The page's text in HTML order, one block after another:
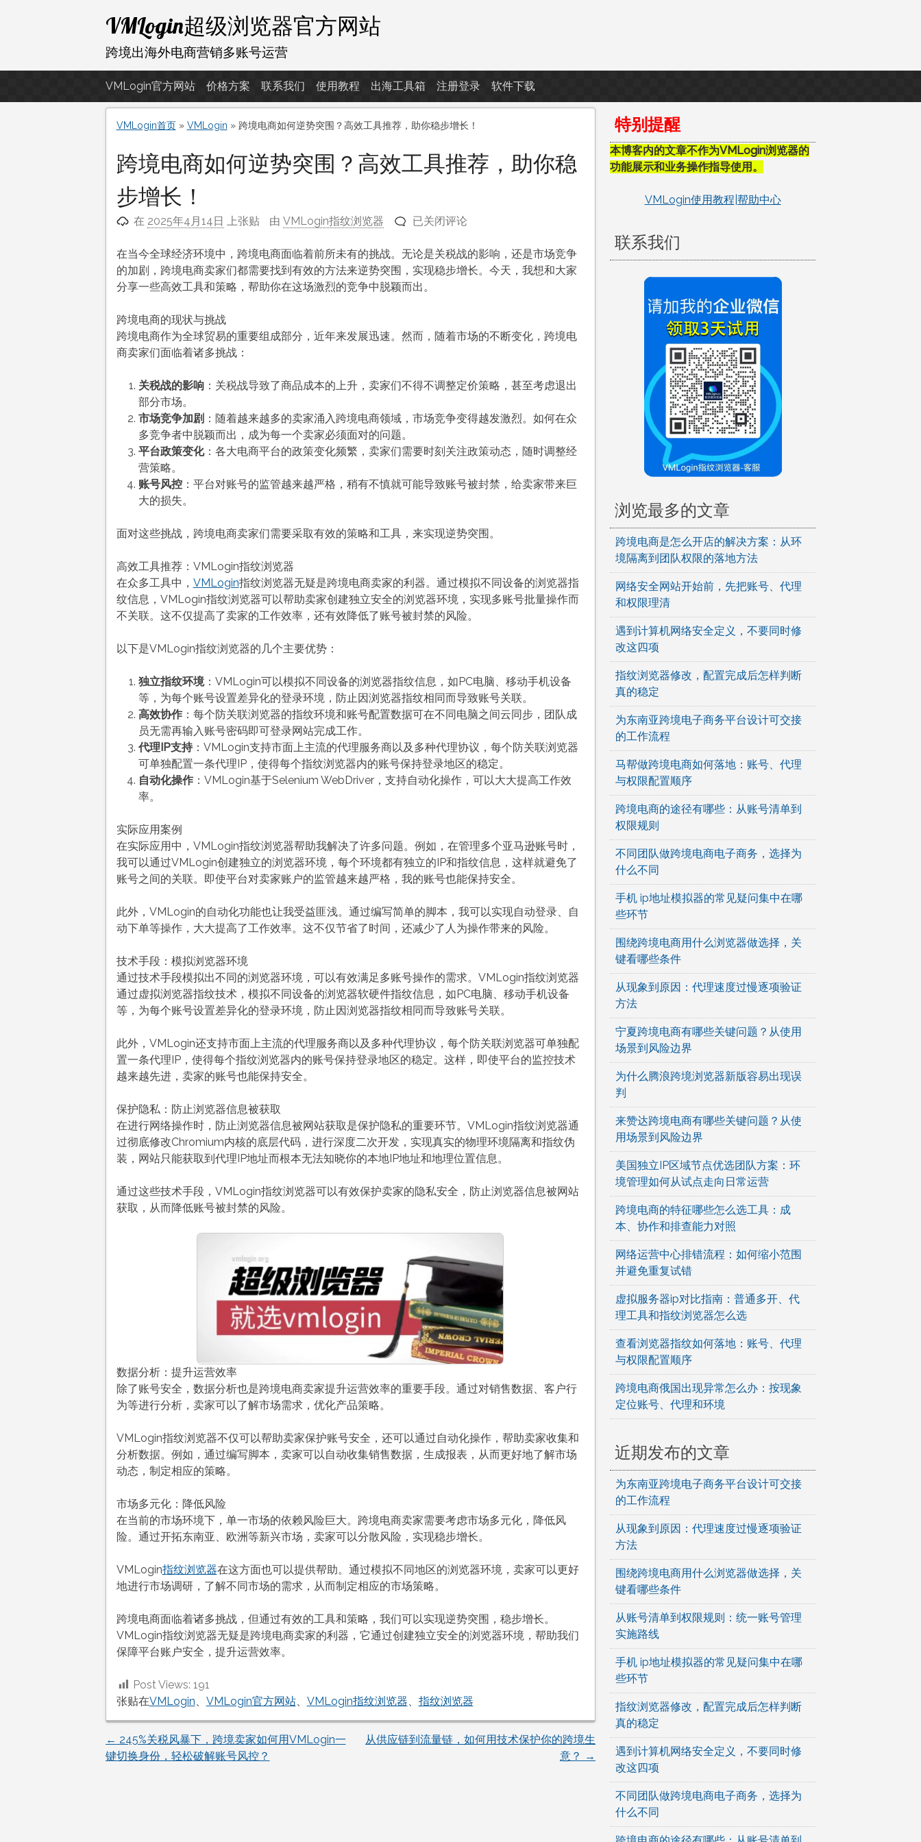
跳
至
内
VMLogin超级浏览器官方网站
跨境出海外电商营销多账号运营
VMLogin官方网站 价格方案 联系我们 使用教程 出海工具箱 注册登录 软件下载
VMLogin首页» VMLogin » 跨境电商如何逆势突围？高效工具推荐，助你稳步增长！
跨境电商如何逆势突围？高效工具推荐，助你稳
步增长！
在 2025年4月14日 上张贴 由VMLogin指纹浏览器
跨
电
商
如
势
高
工
推
助
步
已关闭评论
在当今全球经济环境中，跨境电商面临着前所未有的挑战。无论是关税战的影响，还是市场竞争
的加剧，跨境电商卖家们都需要找到有效的方法来逆势突围，实现稳步增长。今天，我想和大家
分享一些高效工具和策略，帮助你在这场激烈的竞争中脱颖而出。
跨境电商的现状与挑战
跨境电商作为全球贸易的重要组成部分，近年来发展迅速。然而，随着市场的不断变化，跨境电
商卖家们面临着诸多挑战：
关税战的影响：关税战导致了商品成本的上升，卖家们不得不调整定价策略，甚至考虑退出
部分市场。
市场竞争加剧 ：随着越来越多的卖家涌入跨境电商领域，市场竞争变得越发激烈。如何在众
多竞争者中脱颖而出，成为每一个卖家必须面对的问题。
平台政策变化：各大电商平台的政策变化频繁，卖家们需要时刻关注政策动态，随时调整经
营策略。
账号风控：平台对账号的监管越来越严格，稍有不慎就可能导致账号被封禁，给卖家带来巨
大的损失。
面对这些挑战，跨境电商卖家们需要采取有效的策略和工具，来实现逆势突围。
高效工具推荐：VMLogin指纹浏览器
在众多工具中， VMLogin指纹浏览器无疑是跨境电商卖家的利器。通过模拟不同设备的浏览器指
纹信息，VMLogin指纹浏览器可以帮助卖家创建独立安全的浏览器环境，实现多账号批量操作而
不关联。这不仅提高了卖家的工作效率，还有效降低了账号被封禁的风险。
以下是VMLogin指纹浏览器的几个主要优势：
独立指纹环境：VMLogin可以模拟不同设备的浏览器指纹信息，如PC电脑、移动手机设备
等，为每个账号设置差异化的登录环境，防止因浏览器指纹相同而导致账号关联。
高效协作：每个防关联浏览器的指纹环境和账号配置数据可在不同电脑之间云同步，团队成
员无需再输入账号密码即可登录网站完成工作。
代理IP支持：VMLogin支持市面上主流的代理服务商以及多种代理协议，每个防关联浏览器
可单独配置一条代理IP，使得每个指纹浏览器内的账号保持登录地区的稳定。
自动化操作：VMLogin基于Selenium WebDriver，支持自动化操作，可以大大提高工作效
率。
实际应用案例
在实际应用中，VMLogin指纹浏览器帮助我解决了许多问题。例如，在管理多个亚马逊账号时，
我可以通过VMLogin创建独立的浏览器环境，每个环境都有独立的IP和指纹信息，这样就避免了
账号之间的关联。即使平台对卖家账户的监管越来越严格，我的账号也能保持安全。
此外，VMLogin的自动化功能也让我受益匪浅。通过编写简单的脚本，我可以实现自动登录、自
动下单等操作，大大提高了工作效率。这不仅节省了时间，还减少了人为操作带来的风险。
技术手段：模拟浏览器环境
通过技术手段模拟出不同的浏览器环境，可以有效满足多账号操作的需求。VMLogin指纹浏览器
通过虚拟浏览器指纹技术，模拟不同设备的浏览器软硬件指纹信息，如PC电脑、移动手机设备
等，为每个账号设置差异化的登录环境，防止因浏览器指纹相同而导致账号关联。
此外，VMLogin还支持市面上主流的代理服务商以及多种代理协议，每个防关联浏览器可单独配
置一条代理IP，使得每个指纹浏览器内的账号保持登录地区的稳定。这样，即使平台的监控技术
越来越先进，卖家的账号也能保持安全。
保护隐私：防止浏览器信息被获取
在进行网络操作时，防止浏览器信息被网站获取是保护隐私的重要环节。VMLogin指纹浏览器通
过彻底修改Chromium内核的底层代码，进行深度二次开发，实现真实的物理环境隔离和指纹伪
装，网站只能获取到代理IP地址而根本无法知晓你的本地IP地址和地理位置信息。
通过这些技术手段，VMLogin指纹浏览器可以有效保护卖家的隐私安全，防止浏览器信息被网站
获取，从而降低账号被封禁的风险。
数据分析：提升运营效率
除了账号安全，数据分析也是跨境电商卖家提升运营效率的重要手段。通过对销售数据、客户行
为等进行分析，卖家可以了解市场需求，优化产品策略。
VMLogin指纹浏览器不仅可以帮助卖家保护账号安全，还可以通过自动化操作，帮助卖家收集和
分析数据。例如，通过编写脚本，卖家可以自动收集销售数据，生成报表，从而更好地了解市场
动态，制定相应的策略。
市场多元化：降低风险
在当前的市场环境下，单一市场的依赖风险巨大。跨境电商卖家需要考虑市场多元化，降低风
险。通过开拓东南亚、欧洲等新兴市场，卖家可以分散风险，实现稳步增长。
VMLogin指纹浏览器在这方面也可以提供帮助。通过模拟不同地区的浏览器环境，卖家可以更好
地进行市场调研，了解不同市场的需求，从而制定相应的市场策略。
跨境电商面临着诸多挑战，但通过有效的工具和策略，我们可以实现逆势突围，稳步增长。
VMLogin指纹浏览器无疑是跨境电商卖家的利器，它通过创建独立安全的浏览器环境，帮助我们
保障平台账户安全，提升运营效率。
Post Views: 191
张贴在VMLogin、 VMLogin官方网站、 VMLogin指纹浏览器、 指纹浏览器
文
← 245%关税风暴下，跨境卖家如何用VMLogin一
键切换身份，轻松破解账号风控？
从供应链到流量链，如何用技术保护你的跨境生
意？ →
特别提醒
本博客内的文章不作为VMLogin浏览器的
功能展示和业务操作指导使用。
VMLogin使用教程|帮助中心
联系我们
浏览最多的文章
跨境电商是怎么开店的解决方案：从环
境隔离到团队权限的落地方法
网络安全网站开始前，先把账号、代理
和权限理清
遇到计算机网络安全定义，不要同时修
改这四项
指纹浏览器修改，配置完成后怎样判断
真的稳定
为东南亚跨境电子商务平台设计可交接
的工作流程
马帮做跨境电商如何落地：账号、代理
与权限配置顺序
跨境电商的途径有哪些：从账号清单到
权限规则
不同团队做跨境电商电子商务，选择为
什么不同
手机 ip地址模拟器的常见疑问集中在哪
些环节
围绕跨境电商用什么浏览器做选择，关
键看哪些条件
从现象到原因：代理速度过慢逐项验证
方法
宁夏跨境电商有哪些关键问题？从使用
场景到风险边界
为什么腾浪跨境浏览器新版容易出现误
判
来赞达跨境电商有哪些关键问题？从使
用场景到风险边界
美国独立IP区域节点优选团队方案：环
境管理如何从试点走向日常运营
跨境电商的特征哪些怎么选工具：成
本、协作和排查能力对照
网络运营中心排错流程：如何缩小范围
并避免重复试错
虚拟服务器ip对比指南：普通多开、代
理工具和指纹浏览器怎么选
查看浏览器指纹如何落地：账号、代理
与权限配置顺序
跨境电商俄国出现异常怎么办：按现象
定位账号、代理和环境
近期发布的文章
为东南亚跨境电子商务平台设计可交接
的工作流程
从现象到原因：代理速度过慢逐项验证
方法
围绕跨境电商用什么浏览器做选择，关
键看哪些条件
从账号清单到权限规则：统一账号管理
实施路线
手机 ip地址模拟器的常见疑问集中在哪
些环节
指纹浏览器修改，配置完成后怎样判断
真的稳定
遇到计算机网络安全定义，不要同时修
改这四项
不同团队做跨境电商电子商务，选择为
什么不同